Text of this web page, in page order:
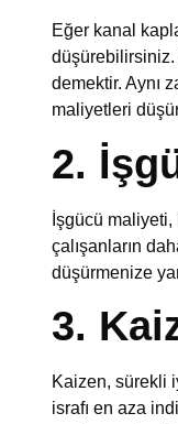
Eğer kanal
düşürebilirsiniz.
demektir. Aynı
maliyetleri
2.
İşgücü
çalışanların
düşürmenize
3.
Kaizen, sürekli
israfı en aza